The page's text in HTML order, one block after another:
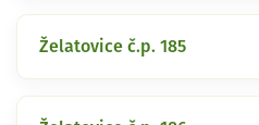
Želatovice č.p. 185